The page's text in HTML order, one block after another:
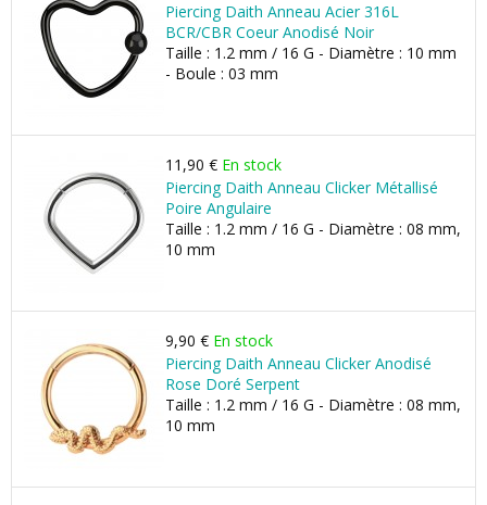
Piercing Daith Anneau Acier 316L
BCR/CBR Coeur Anodisé Noir
Taille : 1.2 mm / 16 G - Diamètre : 10 mm
- Boule : 03 mm
11,90 € En stock
Piercing Daith Anneau Clicker Métallisé
Poire Angulaire
Taille : 1.2 mm / 16 G - Diamètre : 08 mm,
10 mm
9,90 € En stock
Piercing Daith Anneau Clicker Anodisé
Rose Doré Serpent
Taille : 1.2 mm / 16 G - Diamètre : 08 mm,
10 mm